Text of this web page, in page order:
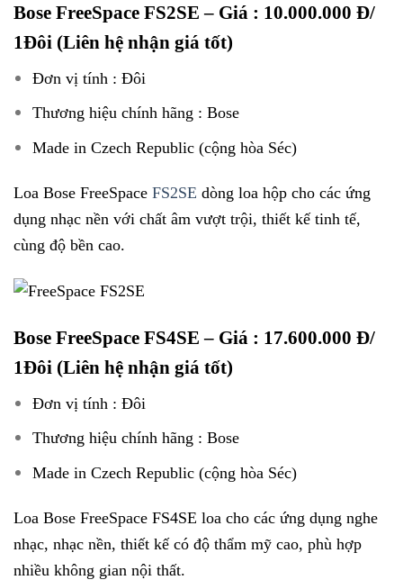
Bose FreeSpace FS2SE – Giá : 10.000.000 Đ/
1Đôi (Liên hệ nhận giá tốt)
Đơn vị tính : Đôi
Thương hiệu chính hãng : Bose
Made in Czech Republic (cộng hòa Séc)
Loa Bose FreeSpace FS2SE dòng loa hộp cho các ứng
dụng nhạc nền với chất âm vượt trội, thiết kế tinh tế,
cùng độ bền cao.
Bose FreeSpace FS4SE – Giá : 17.600.000 Đ/
1Đôi (Liên hệ nhận giá tốt)
Đơn vị tính : Đôi
Thương hiệu chính hãng : Bose
Made in Czech Republic (cộng hòa Séc)
Loa Bose FreeSpace FS4SE loa cho các ứng dụng nghe
nhạc, nhạc nền, thiết kế có độ thẩm mỹ cao, phù hợp
nhiều không gian nội thất.